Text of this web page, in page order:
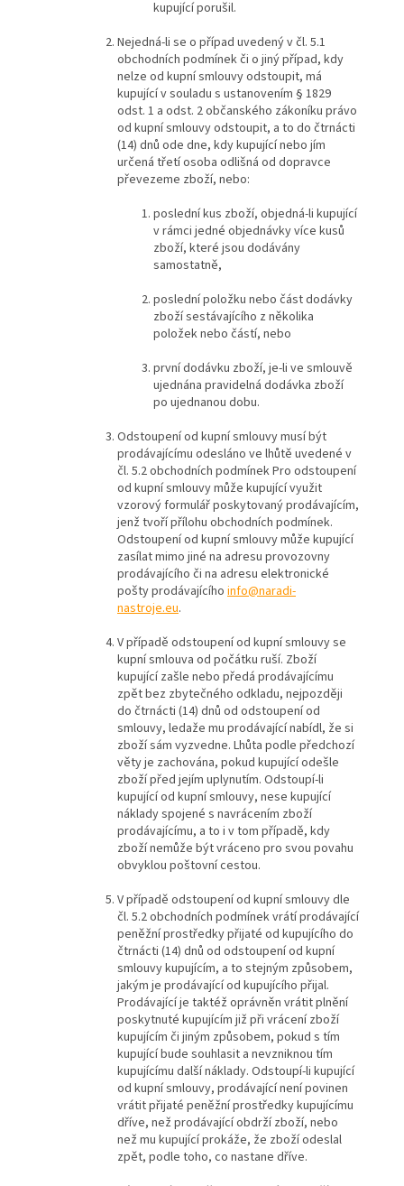
kupující porušil.
Nejedná-li se o případ uvedený v čl. 5.1
obchodních podmínek či o jiný případ, kdy
nelze od kupní smlouvy odstoupit, má
kupující v souladu s ustanovením § 1829
odst. 1 a odst. 2 občanského zákoníku právo
od kupní smlouvy odstoupit, a to do čtrnácti
(14) dnů ode dne, kdy kupující nebo jím
určená třetí osoba odlišná od dopravce
převezeme zboží, nebo:
poslední kus zboží, objedná-li kupující
v rámci jedné objednávky více kusů
zboží, které jsou dodávány
samostatně,
poslední položku nebo část dodávky
zboží sestávajícího z několika
položek nebo částí, nebo
první dodávku zboží, je-li ve smlouvě
ujednána pravidelná dodávka zboží
po ujednanou dobu.
Odstoupení od kupní smlouvy musí být
prodávajícímu odesláno ve lhůtě uvedené v
čl. 5.2 obchodních podmínek Pro odstoupení
od kupní smlouvy může kupující využit
vzorový formulář poskytovaný prodávajícím,
jenž tvoří přílohu obchodních podmínek.
Odstoupení od kupní smlouvy může kupující
zasílat mimo jiné na adresu provozovny
prodávajícího či na adresu elektronické
pošty prodávajícího info@naradi-
nastroje.eu.
V případě odstoupení od kupní smlouvy se
kupní smlouva od počátku ruší. Zboží
kupující zašle nebo předá prodávajícímu
zpět bez zbytečného odkladu, nejpozději
do čtrnácti (14) dnů od odstoupení od
smlouvy, ledaže mu prodávající nabídl, že si
zboží sám vyzvedne. Lhůta podle předchozí
věty je zachována, pokud kupující odešle
zboží před jejím uplynutím. Odstoupí-li
kupující od kupní smlouvy, nese kupující
náklady spojené s navrácením zboží
prodávajícímu, a to i v tom případě, kdy
zboží nemůže být vráceno pro svou povahu
obvyklou poštovní cestou.
V případě odstoupení od kupní smlouvy dle
čl. 5.2 obchodních podmínek vrátí prodávající
peněžní prostředky přijaté od kupujícího do
čtrnácti (14) dnů od odstoupení od kupní
smlouvy kupujícím, a to stejným způsobem,
jakým je prodávající od kupujícího přijal.
Prodávající je taktéž oprávněn vrátit plnění
poskytnuté kupujícím již při vrácení zboží
kupujícím či jiným způsobem, pokud s tím
kupující bude souhlasit a nevzniknou tím
kupujícímu další náklady. Odstoupí-li kupující
od kupní smlouvy, prodávající není povinen
vrátit přijaté peněžní prostředky kupujícímu
dříve, než prodávající obdrží zboží, nebo
než mu kupující prokáže, že zboží odeslal
zpět, podle toho, co nastane dříve.